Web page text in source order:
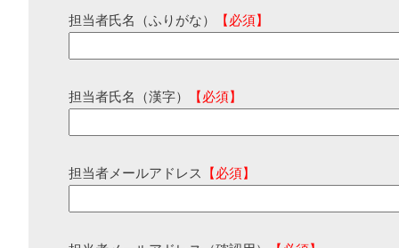
担当者氏名（ふりがな） 【必須】
担当者氏名（漢字） 【必須】
担当者メールアドレス 【必須】